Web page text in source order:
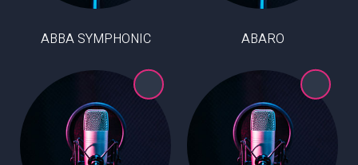
ABARO
ABBA SYMPHONIC